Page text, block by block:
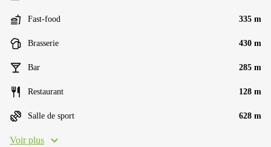
Fast-food 335 m
Brasserie 430 m
Bar 285 m
Restaurant 128 m
Salle de sport 628 m
Voir plus